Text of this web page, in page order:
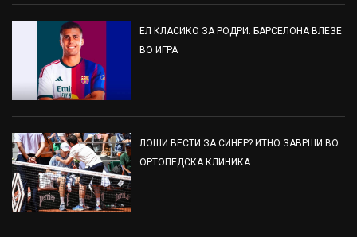
ЕЛ КЛАСИКО ЗА РОДРИ: БАРСЕЛОНА ВЛЕЗЕ
ВО ИГРА
ЛОШИ ВЕСТИ ЗА СИНЕР? ИТНО ЗАВРШИ ВО
ОРТОПЕДСКА КЛИНИКА